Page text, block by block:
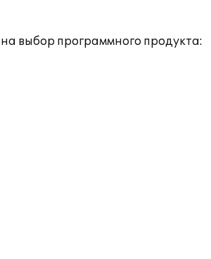
выбор программного продукта: